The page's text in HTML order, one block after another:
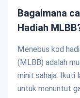
Bagaimana
Hadiah
Menebus kod
(MLBB) adalah
minit sahaja. Ikuti
untuk menuntut